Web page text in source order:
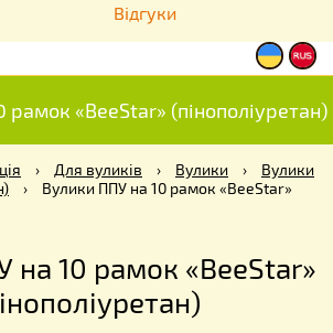
Відгуки
рамок «BeeStar» (пінополіуретан)
› Для вуликів › Вулики ›
Вулики
›
Вулики ППУ на 10 рамок «BeeStar»
на 10 рамок «BeeStar»